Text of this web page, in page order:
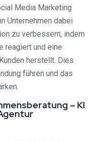
Media Marketing
Unternehmen dabei
zu verbessern, indem
reagiert und eine
herstellt. Dies
führen und das
– KI